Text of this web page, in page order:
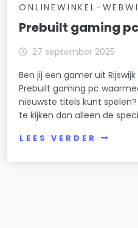
ONLINEWINKEL-
Prebuilt gaming
27 september 2025
Ben jij een gamer uit
Prebuilt gaming pc
nieuwste titels kunt
te kijken dan alleen de
LEES VERDER